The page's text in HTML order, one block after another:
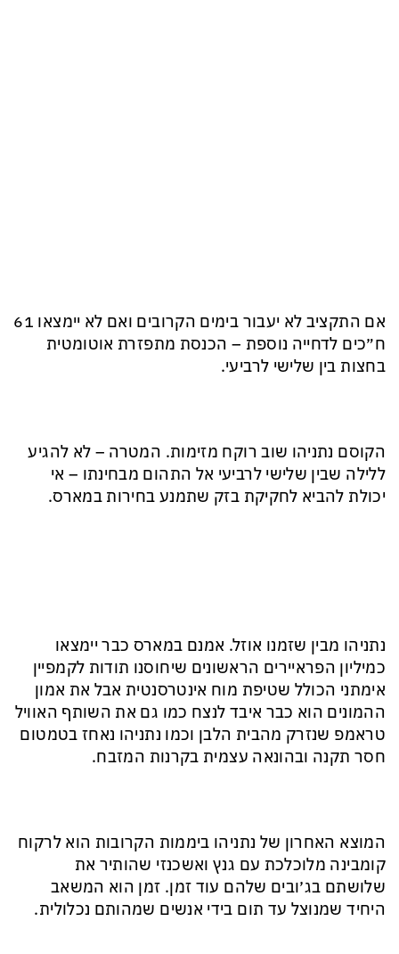
אם התקציב לא יעבור בימים הקרובים ואם לא יימצאו 61
ח״כים לדחייה נוספת – הכנסת מתפזרת אוטומטית
בחצות בין שלישי לרביעי.
הקוסם נתניהו שוב רוקח מזימות. המטרה – לא להגיע
ללילה שבין שלישי לרביעי אל התהום מבחינתו – אי
יכולת להביא לחקיקת בזק שתמנע בחירות במארס.
נתניהו מבין שזמנו אוזל. אמנם במארס כבר יימצאו
כמיליון הפראיירים הראשונים שיחוסנו תודות לקמפיין
אימתני הכולל שטיפת מוח אינטרסנטית אבל את אמון
ההמונים הוא כבר איבד לנצח כמו גם את השותף האוויל
טראמפ שנזרק מהבית הלבן וכמו נתניהו נאחז בטמטום
חסר תקנה ובהונאה עצמית בקרנות המזבח.
המוצא האחרון של נתניהו ביממות הקרובות הוא לרקוח
קומבינה מלוכלכת עם גנץ ואשכנזי שהותיר את
שלושתם בג׳ובים שלהם עוד זמן. זמן הוא המשאב
היחיד שמנוצל עד תום בידי אנשים שמהותם נכלולית.